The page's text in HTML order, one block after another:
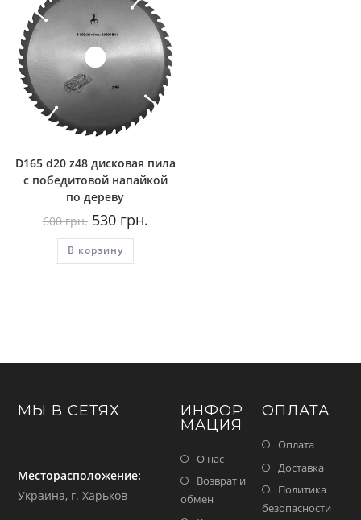
D165 d20 z48 дисковая пила
с победитовой напайкой
по дереву
600грн. Первоначальная
цена
составляла
600
грн..
530грн.цена:
В корзину
МЫ В СЕТЯХ
Месторасположение:
Украина, г. Харьков
ИНФОР
МАЦИЯ
О нас
Возврат и
обмен
ОПЛАТА
Оплата
Доставка
Политика
безопасности